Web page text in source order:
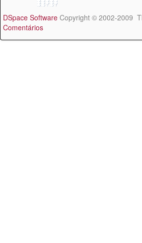
DSpace Software Copyright © 2002-2009
Comentários